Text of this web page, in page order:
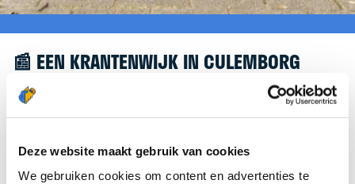
Deze website maakt gebruik van cookies
We gebruiken cookies om content en advertenties te
📰 EEN KRANTENWIJK IN CULEMBORG
Leuk dat je geïnteresseerd bent in een
krantenwijk in Culemborg! Om je verder te helpen,
krantenbezorgen.nl. Daar kun je je eenvoudig